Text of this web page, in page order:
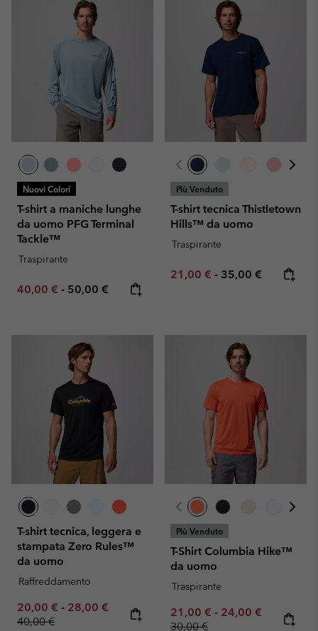
Nuovi Colori
T-shirt a maniche lunghe
da uomo PFG Terminal
Tackle™
Traspirante
Minimum sale price:
40,00 € - Maximum price:
50,00 €
Più Venduto
T-shirt tecnica Thistletown
Hills™ da uomo
Traspirante
Minimum sale price:
21,00 € - Maximum price:
35,00 €
T-shirt tecnica, leggera e
stampata Zero Rules™
da uomo
Raffreddamento
Minimum sale price:
20,00 € - Maximum sale price:
28,00 € Regular price:
40,00 €
Più Venduto
T-Shirt Columbia Hike™
da uomo
Traspirante
Minimum sale price:
21,00 € - Maximum sale
24,00 € Regular
30,00 €